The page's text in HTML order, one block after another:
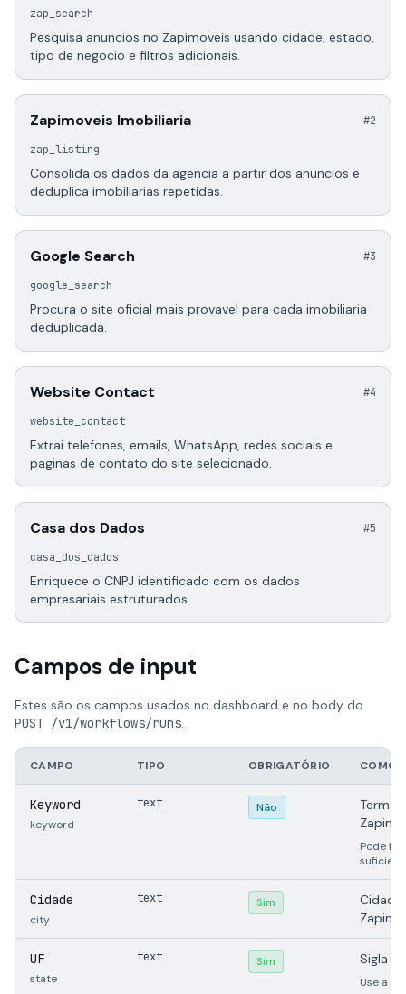
zap_search
Pesquisa anuncios no Zapimoveis usando cidade, estado,
tipo de negocio e filtros adicionais.
Zapimoveis Imobiliaria
#2
zap_listing
Consolida os dados da agencia a partir dos anuncios e
deduplica imobiliarias repetidas.
Google Search
#3
google_search
Procura o site oficial mais provavel para cada imobiliaria
deduplicada.
Website Contact
#4
website_contact
Extrai telefones, emails, WhatsApp, redes sociais e
paginas de contato do site selecionado.
Casa dos Dados
#5
casa_dos_dados
Enriquece o CNPJ identificado com os dados
empresariais estruturados.
Campos de input
Estes são os campos usados no dashboard e no body do
POST /v1/workflows/runs.
CAMPO TIPO OBRIGATÓRIO COMO
Keyword
keyword
text Não
Termo
Pode
Cidade
city
text Sim
Cidade
UF
state
text Sim Sigla
Use a